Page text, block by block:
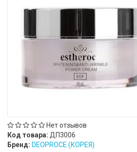
Нет отзывов
Код товара: ДП3006
Бренд: DEOPROCE (КОРЕЯ)